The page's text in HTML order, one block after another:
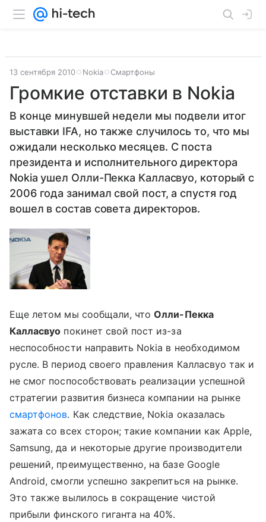
13 сентября 2010 Nokia Смартфоны
Громкие отставки в Nokia
В конце минувшей недели мы подвели итог
выставки IFA, но также случилось то, что мы
ожидали несколько месяцев. С поста
президента и исполнительного директора
Nokia ушел Олли-Пекка Калласвуо, который с
2006 года занимал свой пост, а спустя год
вошел в состав совета директоров.
Еще летом мы сообщали, чтоОлли-Пекка
Калласвуо покинет свой пост из-за
неспособности направить Nokia в необходимом
русле. В период своего правления Калласвуо так и
не смог поспособствовать реализации успешной
стратегии развития бизнеса компании на рынке
смартфонов. Как следствие, Nokia оказалась
зажата со всех сторон; такие компании как Apple,
Samsung, да и некоторые другие производители
решений, преимущественно, на базе Google
Android, смогли успешно закрепиться на рынке.
Это также вылилось в сокращение чистой
прибыли финского гиганта на 40%.